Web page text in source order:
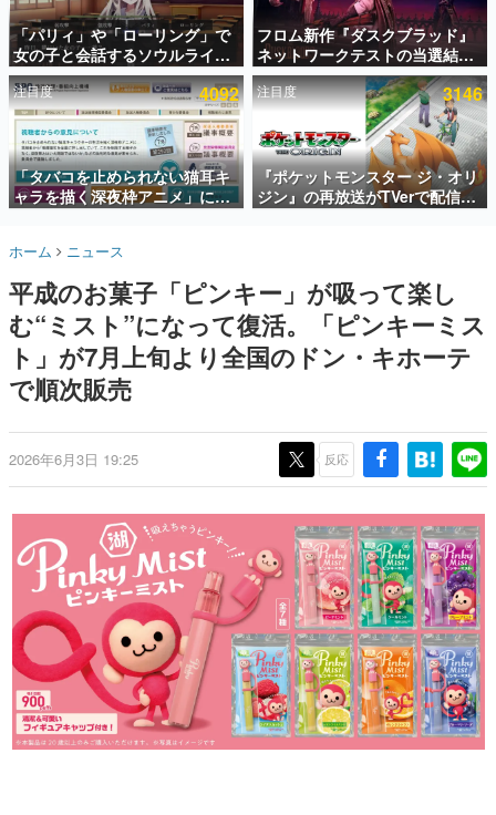
アプリセール情報
インタビュー
連載・特集一覧
殿堂入り記事
SNS拡散数が数千以上！ ページビュー数万以上！ などな
ど。多くの人々に読まれた、電ファミ渾身の“殿堂入り”記
事をまとめました。
名作ゲームクリエイターの方々に製作時のエピソードをお
きます。
赫本
この物語を解いてはいけない。『赫本』は、〈試験問題〉
の形をした短編ホラー小説集です。
これからのデジタルゲーム市場を担う若きクリエイター達
の姿を追い、彼らのルーツと情熱を探っていきます。
ゲームに多大な影響を受けた作家さんに取材し、ゲームが
日本のコンテンツ産業やカルチャーに与えた影響を探る企
画です。
日本モバイルゲーム産業史
日本のモバイルゲーム史における主要なトピック・タイト
ルを網羅するほか、開発者へのインタビューや識者による
解説を掲載。約20年の歴史が一望できる決定版！
若ゲのいたり〜ゲームクリエイターの青春〜
『うつヌケ』『ペンと箸』等で知られるマンガ家・田中圭
一先生によるゲーム業界レポートマンガです。
「パリィ」や「ローリング」で
女の子と会話するソウルライク
恋愛ゲーム『小早川さんはソウ
ルライク』無料公開。返事に失
敗すると「YOU DIED」
フロム新作『ダスクブラッド』
ネットワークテストの当選結果
が8月7日22時に発表。応募サイ
トのマイページから確認可能、
テスト実施は8月21日～24日
注目度 4092
「タバコを止められない猫耳キ
ャラを描く深夜枠アニメ」に視
聴者の一部から批判意見。違法
て、BPOが議論を交わす
注目度 3146
『ポケットモンスター ジ・オリ
ジン』の再放送がTVerで配信
中！レッド（CV：竹内順子）が
ホーム ニュース
平成のお菓子「ピンキー」が吸って楽し
む“ミスト”になって復活。「ピンキーミス
ト」が7月上旬より全国のドン・キホーテ
で順次販売
2026年6月3日 19:25 反応